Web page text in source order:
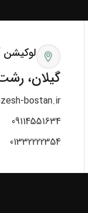
لوکیشن
گیلان،
bostan.ir
09114551634
01332222354